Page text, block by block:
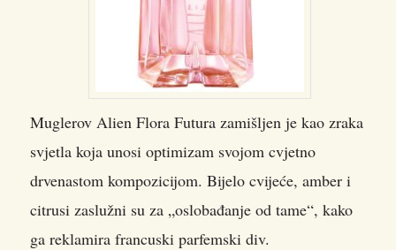
Muglerov Alien Flora Futura zamišljen je kao zraka
svjetla koja unosi optimizam svojom cvjetno
drvenastom kompozicijom. Bijelo cvijeće, amber i
citrusi zaslužni su za „oslobađanje od tame“, kako
ga reklamira francuski parfemski div.